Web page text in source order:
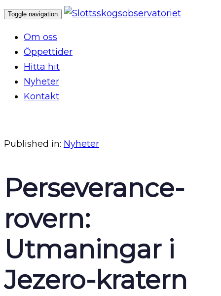
Toggle navigation
Om oss
Öppettider
Hitta hit
Nyheter
Kontakt
Published in: Nyheter
Perseverance-
rovern:
Utmaningar i
Jezero-kratern